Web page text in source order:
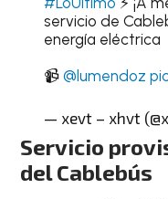
servicio de
energía eléctrica
📹 @lumendoz
— xevt – xhvt
Servicio
del Cablebús